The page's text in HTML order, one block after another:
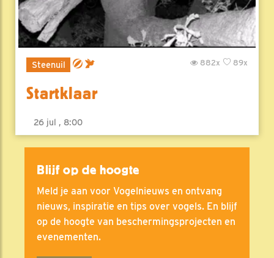
Steenuil 89x
882x
Startklaar
26 jul , 8:00
Blijf op de hoogte
Meld je aan voor Vogelnieuws en ontvang
nieuws, inspiratie en tips over vogels. En blijf
op de hoogte van beschermingsprojecten en
evenementen.